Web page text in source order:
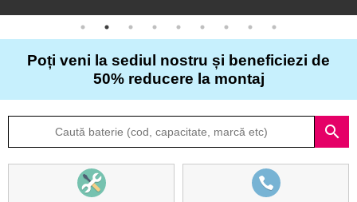
Articole
Despre
Poți veni la sediul nostru și beneficiezi de
50% reducere la montaj
search